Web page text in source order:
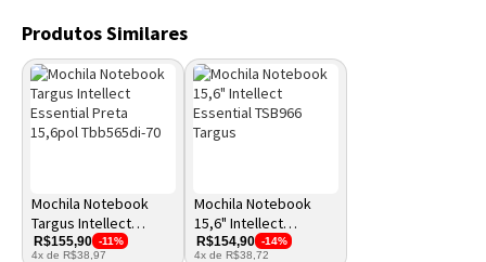
Produtos Similares
Mochila Notebook
Targus Intellect
Essential Preta
R$155,90 -11%
4x de R$38,97
Mochila Notebook
15,6" Intellect
Essential TSB966
R$154,90 -14%
4x de R$38,72